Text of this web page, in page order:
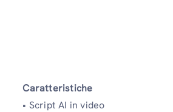
Caratteristiche
• Script AI in video